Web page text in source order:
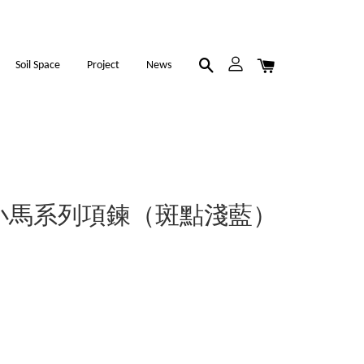
Soil Space Project News
系列項鍊（斑點淺藍）